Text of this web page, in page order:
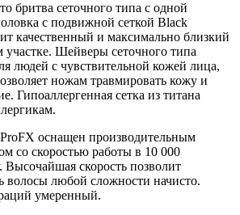
бритва сеточного типа с одной
с подвижной сеткой Black
качественный и максимально близкий
участке. Шейверы сеточного типа
людей с чувствительной кожей лица,
ножам травмировать кожу и
Гипоаллергенная сетка из титана
оснащен производительным
со скоростью работы в 10 000
Высочайшая скорость позволит
волосы любой сложности начисто.
умеренный.